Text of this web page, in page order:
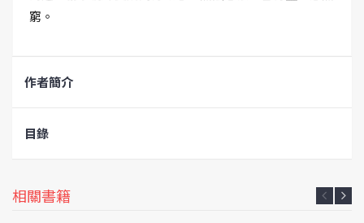
窮。
作者簡介
目錄
相關書籍